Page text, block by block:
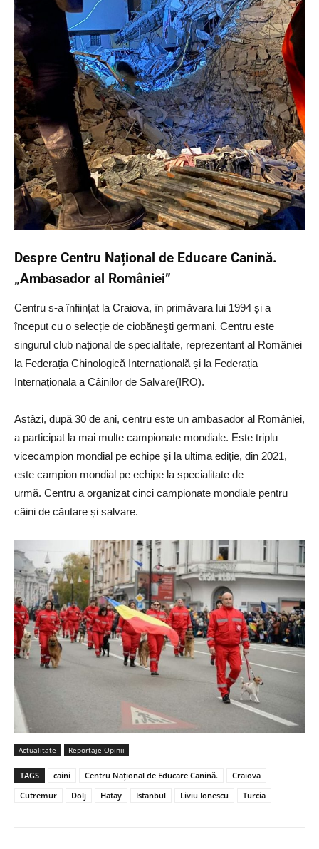
Despre Centru Național de Educare Canină.
„Ambasador al României”
Centru s-a înființat la Craiova, în primăvara lui 1994 și a
început cu o selecție de ciobăneşti germani. Centru este
singurul club național de specialitate, reprezentant al României
la Federația Chinologică Internațională și la Federația
Internaționala a Câinilor de Salvare(IRO).
Astâzi, după 30 de ani, centru este un ambasador al României,
a participat la mai multe campionate mondiale. Este triplu
vicecampion mondial pe echipe și la ultima ediție, din 2021,
este campion mondial pe echipe la specialitate de
urmă. Centru a organizat cinci campionate mondiale pentru
câini de căutare și salvare.
Actualitate Reportaje-Opinii
TAGS caini Centru Național de Educare Canină.
Craiova
Cutremur
Dolj Hatay Istanbul Liviu Ionescu Turcia